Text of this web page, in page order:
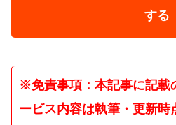
する
※免責事項：本記事に記載
ービス内容は執筆・更新時